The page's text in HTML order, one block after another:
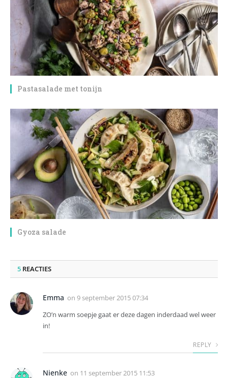
Pastasalade met tonijn
Gyoza salade
5 REACTIES
Emma on 9 september 2015 07:34
ZO’n warm soepje gaat er deze dagen inderdaad wel weer
in!
REPLY
Nienke on 11 september 2015 11:53